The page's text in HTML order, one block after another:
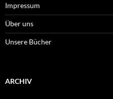
Impressum
Über uns
Unsere Bücher
ARCHIV